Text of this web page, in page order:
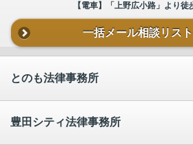
【電車】「上野広小路」より徒
一括メール相談リス
とのも法律事務所
豊田シティ法律事務所